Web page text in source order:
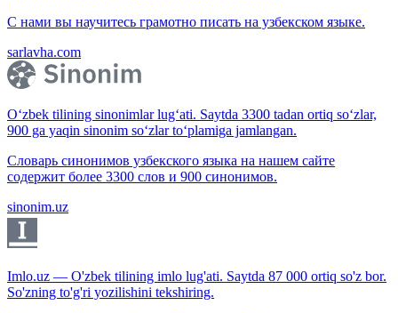
С нами вы научитесь грамотно писать на узбекском языке.
sarlavha.com
O‘zbek tilining sinonimlar lug‘ati. Saytda 3300 tadan ortiq so‘zlar,
900 ga yaqin sinonim so‘zlar to‘plamiga jamlangan.
Словарь синонимов узбекского языка на нашем сайте
содержит более 3300 слов и 900 синонимов.
sinonim.uz
Imlo.uz — O'zbek tilining imlo lug'ati. Saytda 87 000 ortiq so'z bor.
So'zning to'g'ri yozilishini tekshiring.